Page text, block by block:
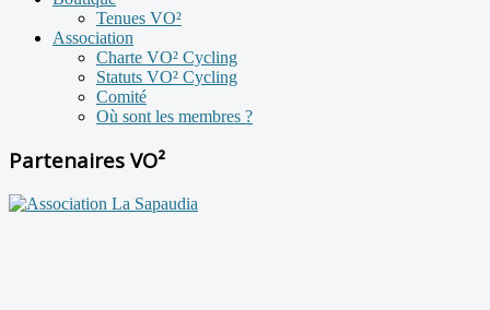
Tenues VO²
Association
Charte VO² Cycling
Statuts VO² Cycling
Comité
Où sont les membres ?
Partenaires VO²